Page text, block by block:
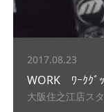
2017.08.23
WORK ﾜｰｸｸﾞ
大阪住之江店ス